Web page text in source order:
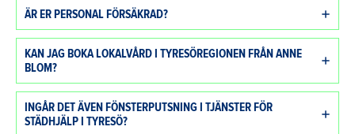
ÄR ER PERSONAL FÖRSÄKRAD?
KAN JAG BOKA LOKALVÅRD I TYRESÖREGIONEN FRÅN ANNE
BLOM?
INGÅR DET ÄVEN FÖNSTERPUTSNING I TJÄNSTER FÖR
STÄDHJÄLP I TYRESÖ?